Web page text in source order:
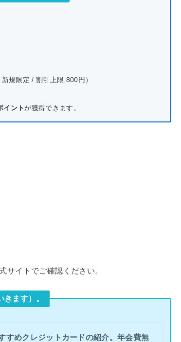
規限定 / 割引上限 800円）
イントが獲得できます。
サイトでご確認ください。
ます）。
すめクレジットカードの紹介。年会費無